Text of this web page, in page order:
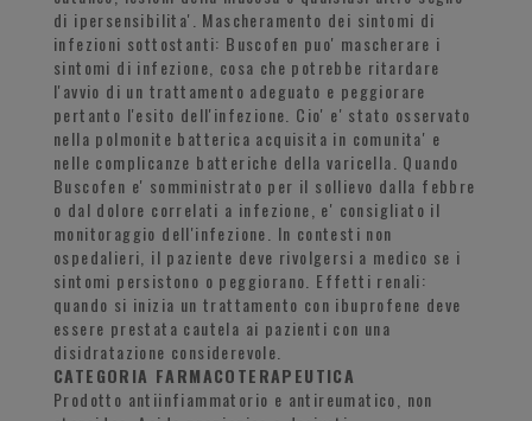
di ipersensibilita'. Mascheramento dei sintomi di
infezioni sottostanti: Buscofen puo' mascherare i
sintomi di infezione, cosa che potrebbe ritardare
l'avvio di un trattamento adeguato e peggiorare
pertanto l'esito dell'infezione. Cio' e' stato osservato
nella polmonite batterica acquisita in comunita' e
nelle complicanze batteriche della varicella. Quando
Buscofen e' somministrato per il sollievo dalla febbre
o dal dolore correlati a infezione, e' consigliato il
monitoraggio dell'infezione. In contesti non
ospedalieri, il paziente deve rivolgersi a medico se i
sintomi persistono o peggiorano. Effetti renali:
quando si inizia un trattamento con ibuprofene deve
essere prestata cautela ai pazienti con una
disidratazione considerevole.
CATEGORIA FARMACOTERAPEUTICA
Prodotto antiinfiammatorio e antireumatico, non